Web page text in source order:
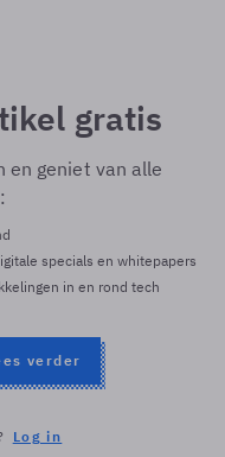
gratis
en geniet van alle
specials en whitepapers
in en rond tech
verder
Log in